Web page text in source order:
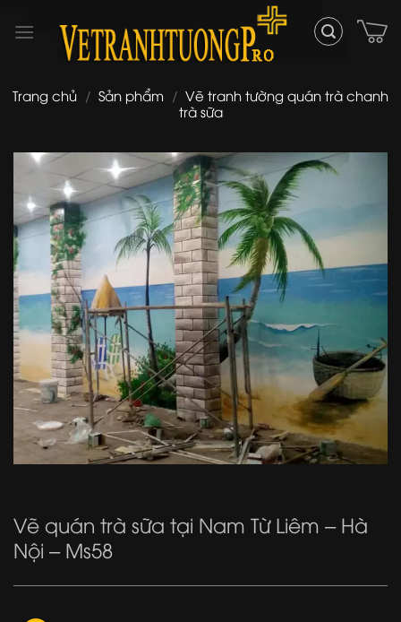
Trang chủ / Sản phẩm / Vẽ tranh tường quán trà chanh
trà sữa
Vẽ quán trà sữa tại Nam Từ Liêm – Hà
Nội – Ms58